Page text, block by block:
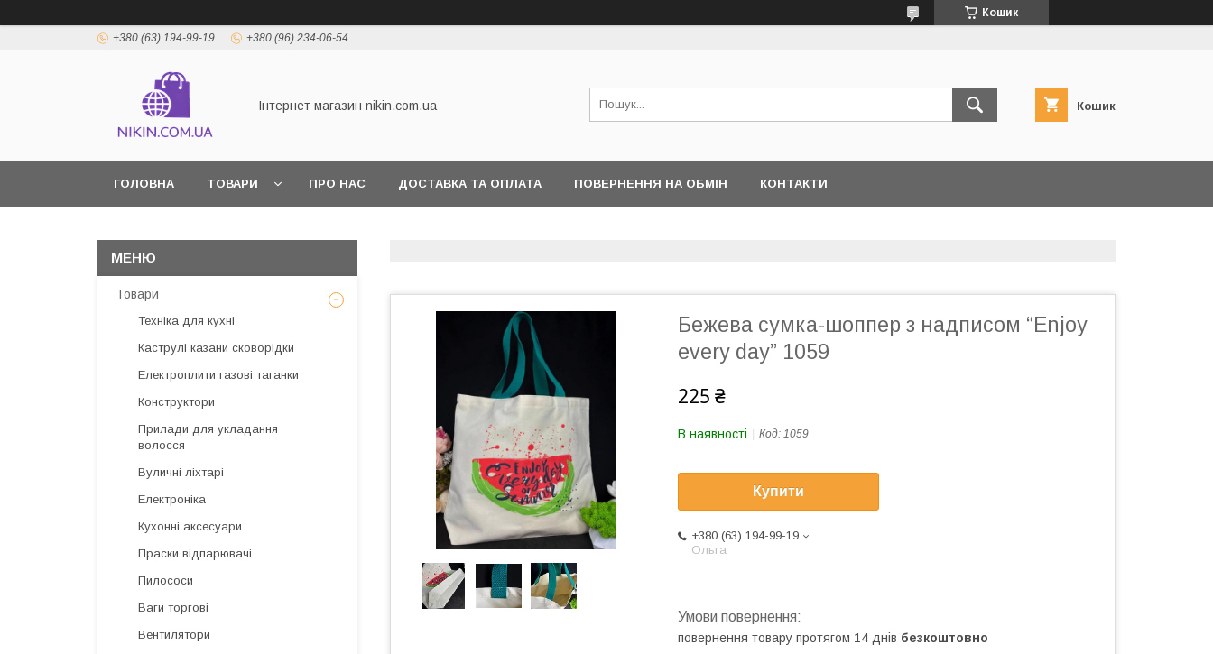
Кошик
+380 (63) 194-99-19 +380 (96) 234-06-54
Інтернет магазин nikin.com.ua Кошик
ГОЛОВНА ТОВАРИ ПРО НАС ДОСТАВКА ТА ОПЛАТА ПОВЕРНЕННЯ НА ОБМІН КОНТАКТИ
Бежева сумка-шоппер з надписом “Enjoy
every day” 1059
225 ₴
В наявності Код: 1059
Купити
+380 (63) 194-99-19
Ольга
повернення товару протягом 14 днів безкоштовно
Товари
Техніка для кухні
Каструлі казани сковорідки
Електроплити газові таганки
Конструктори
Прилади для укладання
волосся
Вуличні ліхтарі
Електроніка
Кухонні аксесуари
Праски відпарювачі
Пилососи
Ваги торгові
Вентилятори